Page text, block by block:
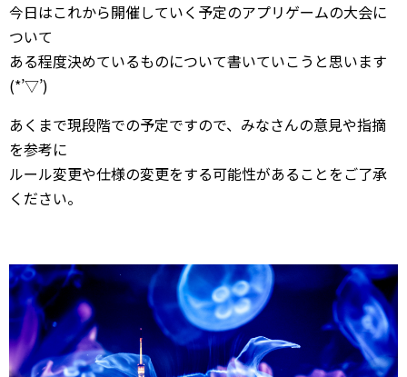
今日はこれから開催していく予定のアプリゲームの大会に
ついて
ある程度決めているものについて書いていこうと思います
(*’▽’)
あくまで現段階での予定ですので、みなさんの意見や指摘
を参考に
ルール変更や仕様の変更をする可能性があることをご了承
ください。